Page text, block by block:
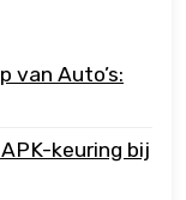
van Auto’s:
keuring bij